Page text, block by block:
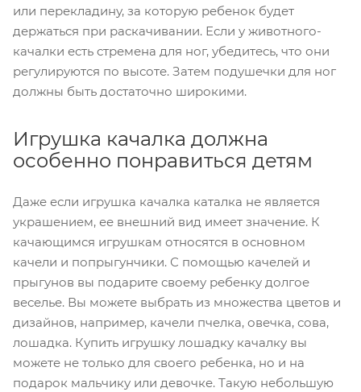
или перекладину, за которую ребенок будет
держаться при раскачивании. Если у животного-
качалки есть стремена для ног, убедитесь, что они
регулируются по высоте. Затем подушечки для ног
должны быть достаточно широкими.
Игрушка качалка должна
особенно понравиться детям
Даже если игрушка качалка каталка не является
украшением, ее внешний вид имеет значение. К
качающимся игрушкам относятся в основном
качели и попрыгунчики. С помощью качелей и
прыгунов вы подарите своему ребенку долгое
веселье. Вы можете выбрать из множества цветов и
дизайнов, например, качели пчелка, овечка, сова,
лошадка. Купить игрушку лошадку качалку вы
можете не только для своего ребенка, но и на
подарок мальчику или девочке. Такую небольшую